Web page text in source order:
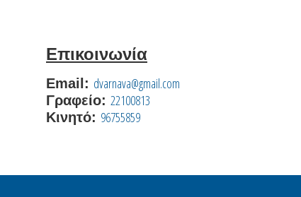
Επικοινωνία
Email: dvarnava@gmail.com
Γραφείο: 22100813
Κινητό: 96755859